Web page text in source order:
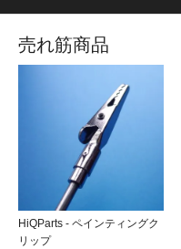
売れ筋商品
HiQParts - ペインティングク
リップ